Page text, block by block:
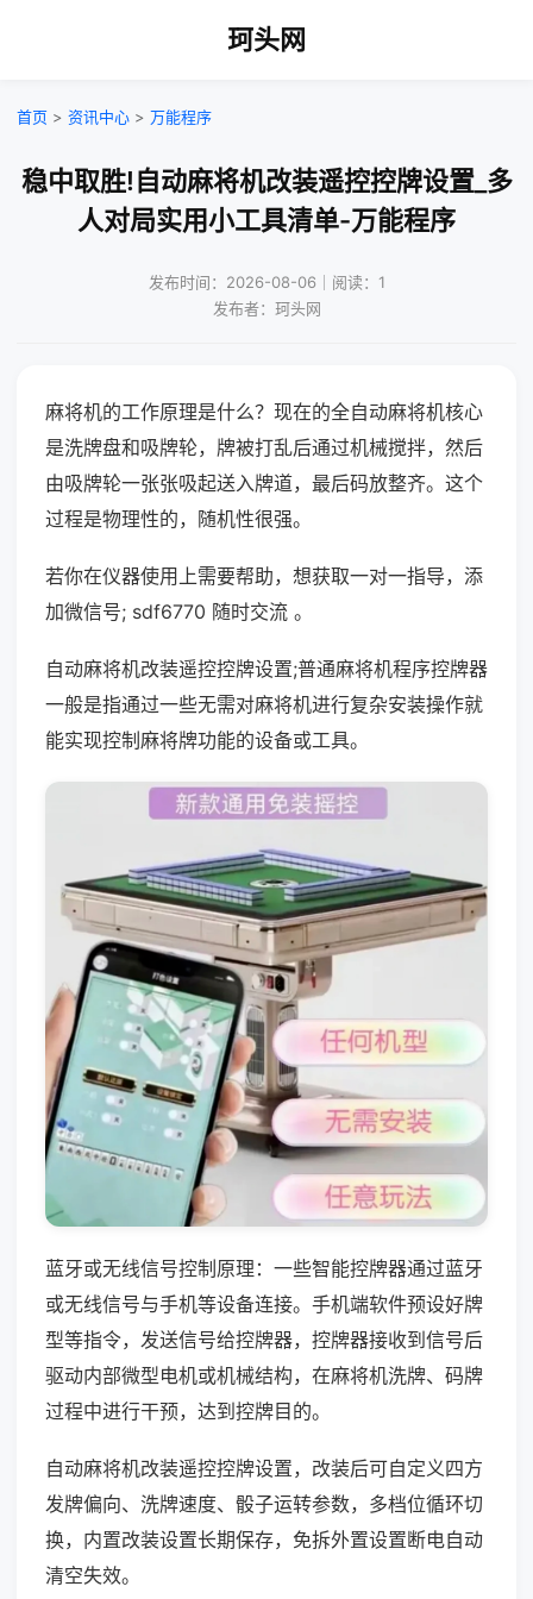
珂头网
首页 > 资讯中心 > 万能程序
稳中取胜!自动麻将机改装遥控控牌设置_多
人对局实用小工具清单-万能程序
发布时间：2026-08-06｜阅读：1
发布者：珂头网
麻将机的工作原理是什么？现在的全自动麻将机核心
是洗牌盘和吸牌轮，牌被打乱后通过机械搅拌，然后
由吸牌轮一张张吸起送入牌道，最后码放整齐。这个
过程是物理性的，随机性很强。
若你在仪器使用上需要帮助，想获取一对一指导，添
加微信号; sdf6770 随时交流 。
自动麻将机改装遥控控牌设置;普通麻将机程序控牌器
一般是指通过一些无需对麻将机进行复杂安装操作就
能实现控制麻将牌功能的设备或工具。
蓝牙或无线信号控制原理：一些智能控牌器通过蓝牙
或无线信号与手机等设备连接。手机端软件预设好牌
型等指令，发送信号给控牌器，控牌器接收到信号后
驱动内部微型电机或机械结构，在麻将机洗牌、码牌
过程中进行干预，达到控牌目的。
自动麻将机改装遥控控牌设置，改装后可自定义四方
发牌偏向、洗牌速度、骰子运转参数，多档位循环切
换，内置改装设置长期保存，免拆外置设置断电自动
清空失效。